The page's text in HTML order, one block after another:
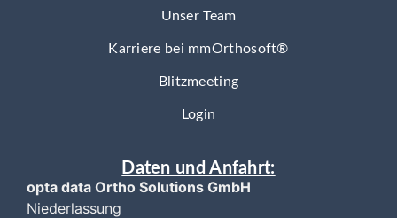
Unser Team
Karriere bei mmOrthosoft®
Blitzmeeting
Login
Daten und Anfahrt:
opta data Ortho Solutions GmbH
Niederlassung